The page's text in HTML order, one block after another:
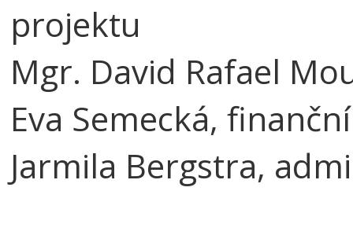
projektu
Mgr. David Rafael
Eva Semecká,
Jarmila Bergstra,